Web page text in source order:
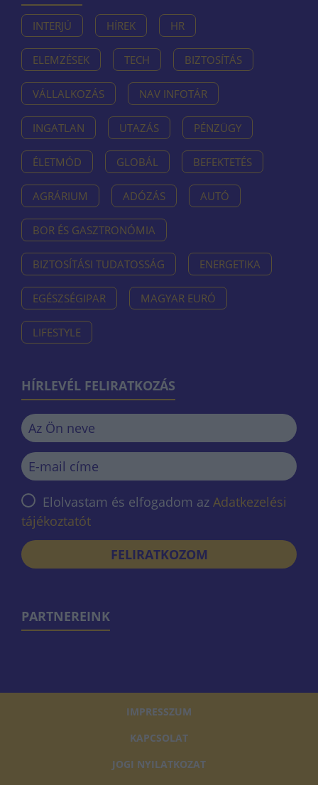
INTERJÚ HÍREK HR
ELEMZÉSEK TECH BIZTOSÍTÁS
VÁLLALKOZÁS NAV INFOTÁR
INGATLAN UTAZÁS PÉNZÜGY
ÉLETMÓD GLOBÁL BEFEKTETÉS
AGRÁRIUM ADÓZÁS AUTÓ
BOR ÉS GASZTRONÓMIA
BIZTOSÍTÁSI TUDATOSSÁG ENERGETIKA
EGÉSZSÉGIPAR MAGYAR EURÓ
LIFESTYLE
HÍRLEVÉL FELIRATKOZÁS
Elolvastam és elfogadom az Adatkezelési
tájékoztatót
FELIRATKOZOM
PARTNEREINK
IMPRESSZUM
KAPCSOLAT
JOGI NYILATKOZAT